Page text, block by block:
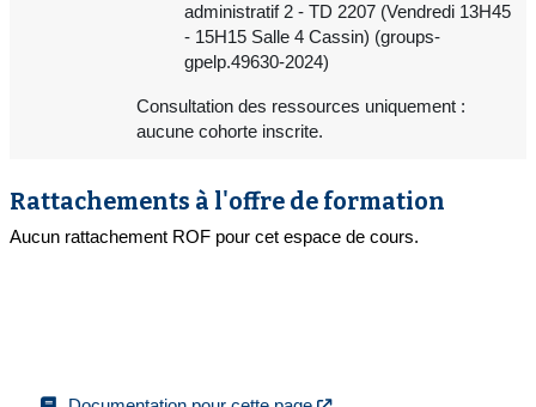
administratif 2 - TD 2207 (Vendredi 13H45
- 15H15 Salle 4 Cassin) (groups-
gpelp.49630-2024)
Consultation des ressources uniquement :
aucune cohorte inscrite.
Rattachements à l'offre de formation
Aucun rattachement ROF pour cet espace de cours.